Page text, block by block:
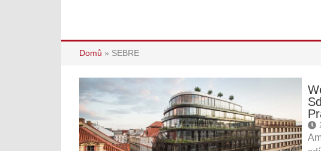
Domů » SEBRE